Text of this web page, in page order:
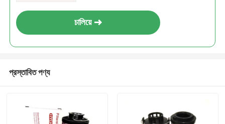
চালিয়ে
প্রস্তাবিত পণ্য